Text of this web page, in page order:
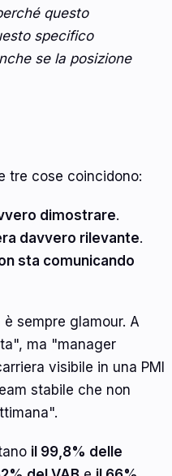
questo
specifico
se la posizione
tre cose coincidono:
dimostrare.
davvero rilevante.
sta comunicando
sempre glamour. A
ma "manager
visibile in una PMI
stabile che non
il 99,8% delle